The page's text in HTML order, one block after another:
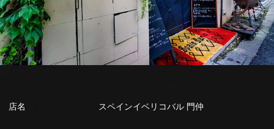
店名 スペインイベリコバル 門仲